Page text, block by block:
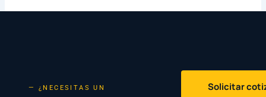
— ¿NECESITAS UN
Solicitar